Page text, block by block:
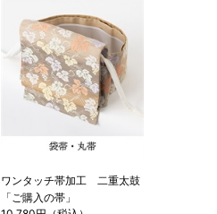
ワンタッチ帯加工 二重太鼓
「ご購入の帯」